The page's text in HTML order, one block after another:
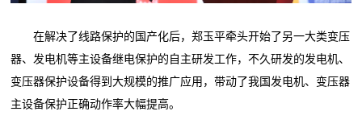
在解决了线路保护的国产化后，郑玉平牵头开始了另一大类变压
器、发电机等主设备继电保护的自主研发工作，不久研发的发电机、
变压器保护设备得到大规模的推广应用，带动了我国发电机、变压器
主设备保护正确动作率大幅提高。